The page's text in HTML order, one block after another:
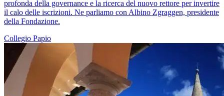
profonda della governance e la ricerca del nuovo rettore per invertire
il calo delle iscrizioni. Ne parliamo con Albino Zgraggen, presidente
della Fondazione.
Collegio Papio